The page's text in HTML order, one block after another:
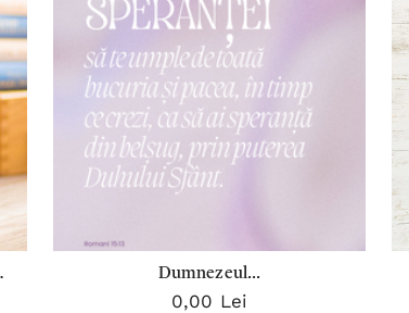
Dumnezeul...
0,00 Lei